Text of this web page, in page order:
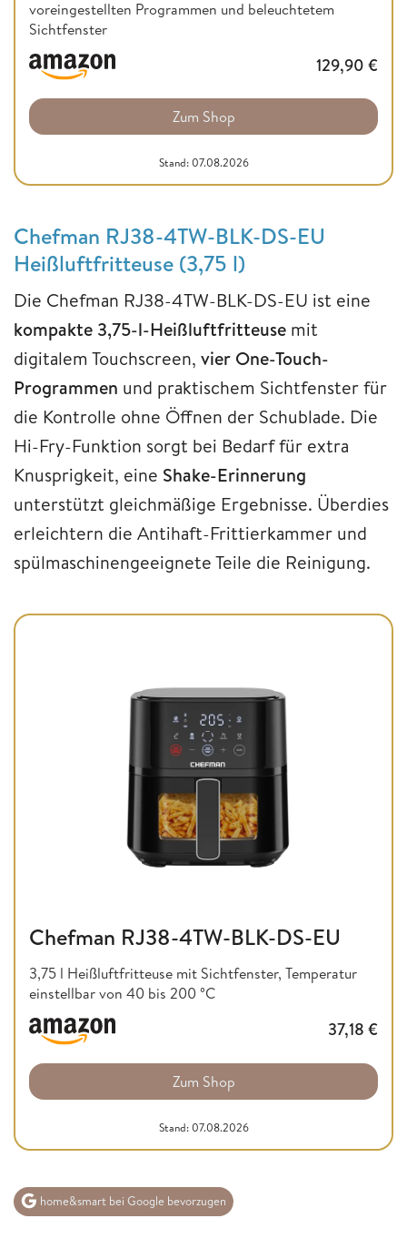
voreingestellten Programmen und beleuchtetem
Sichtfenster
129,90 €
Zum Shop
Stand: 07.08.2026
Chefman RJ38-4TW-BLK-DS-EU
Heißluftfritteuse (3,75 l)
Die Chefman RJ38-4TW-BLK-DS-EU ist eine
kompakte 3,75-l-Heißluftfritteuse mit
digitalem Touchscreen, vier One-Touch-
Programmen und praktischem Sichtfenster für
die Kontrolle ohne Öffnen der Schublade. Die
Hi-Fry-Funktion sorgt bei Bedarf für extra
Knusprigkeit, eine Shake-Erinnerung
unterstützt gleichmäßige Ergebnisse. Überdies
erleichtern die Antihaft-Frittierkammer und
spülmaschinengeeignete Teile die Reinigung.
Chefman RJ38-4TW-BLK-DS-EU
3,75 l Heißluftfritteuse mit Sichtfenster, Temperatur
einstellbar von 40 bis 200 °C
37,18 €
Zum Shop
Stand: 07.08.2026
home&smart bei Google bevorzugen